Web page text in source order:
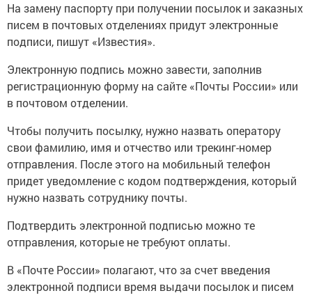
На замену паспорту при получении посылок и заказных
писем в почтовых отделениях придут электронные
подписи, пишут «Известия».
Электронную подпись можно завести, заполнив
регистрационную форму на сайте «Почты России» или
в почтовом отделении.
Чтобы получить посылку, нужно назвать оператору
свои фамилию, имя и отчество или трекинг-номер
отправления. После этого на мобильный телефон
придет уведомление с кодом подтверждения, который
нужно назвать сотруднику почты.
Подтвердить электронной подписью можно те
отправления, которые не требуют оплаты.
В «Почте России» полагают, что за счет введения
электронной подписи время выдачи посылок и писем